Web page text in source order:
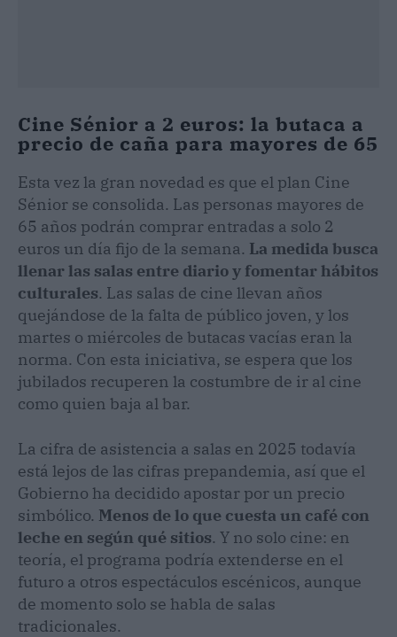
Cine Sénior a 2 euros: la butaca a
precio de caña para mayores de 65
Esta vez la gran novedad es que el plan Cine
Sénior se consolida. Las personas mayores de
65 años podrán comprar entradas a solo 2
euros un día fijo de la semana. La medida busca
llenar las salas entre diario y fomentar hábitos
culturales. Las salas de cine llevan años
quejándose de la falta de público joven, y los
martes o miércoles de butacas vacías eran la
norma. Con esta iniciativa, se espera que los
jubilados recuperen la costumbre de ir al cine
como quien baja al bar.
La cifra de asistencia a salas en 2025 todavía
está lejos de las cifras prepandemia, así que el
Gobierno ha decidido apostar por un precio
simbólico. Menos de lo que cuesta un café con
leche en según qué sitios. Y no solo cine: en
teoría, el programa podría extenderse en el
futuro a otros espectáculos escénicos, aunque
de momento solo se habla de salas
tradicionales.